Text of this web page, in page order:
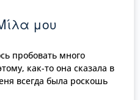
μου
пробовать много
как-то она сказала в
всегда была роскошь